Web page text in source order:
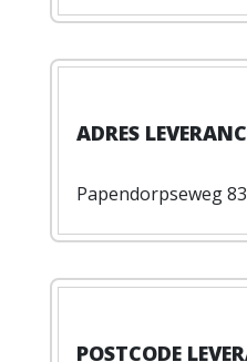
Papendorpseweg 83